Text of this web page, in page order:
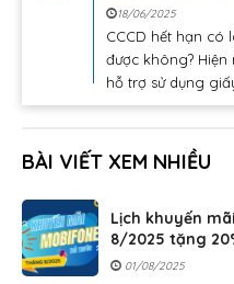
18/06/2025
CCCD hết hạn có
được không?
hỗ trợ sử dụng
BÀI VIẾT XEM NHIỀU
Lịch khuyến
8/2025 tặng
01/08/2025